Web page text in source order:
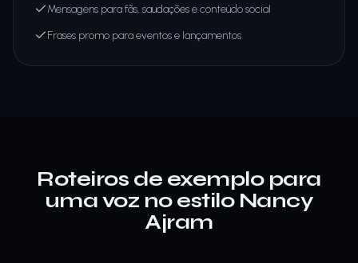
Mensagens para fãs, saudações e conteúdo social
Frases promo para eventos e lançamentos
Roteiros de exemplo para
uma voz no estilo Nancy
Ajram